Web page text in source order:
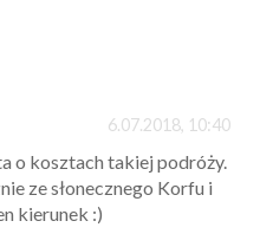
6.07.2018, 10:40
o kosztach takiej podróży.
ze słonecznego Korfu i
kierunek :)